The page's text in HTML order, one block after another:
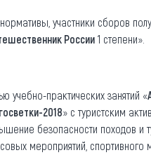
участники сборов
России 1 степени».
учебно-практических занятий «
2018» с туристским
безопасности походов и
мероприятий, спортивного